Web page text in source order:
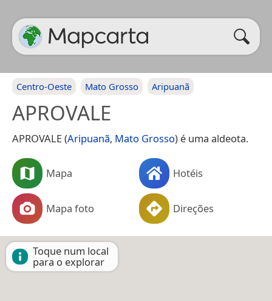
Centro-Oeste Mato Grosso Aripuanã
APROVALE
APROVALE (Aripuanã, Mato Grosso) é uma aldeota.
Mapa Hotéis
Mapa foto Direções
Toque num local
para o explorar